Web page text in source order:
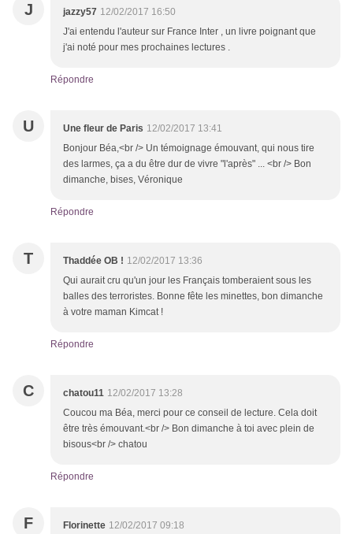
J jazzy57 12/02/2017 16:50
J'ai entendu l'auteur sur France Inter , un livre poignant que
j'ai noté pour mes prochaines lectures .
Répondre
U Une fleur de Paris 12/02/2017 13:41
Bonjour Béa,<br /> Un témoignage émouvant, qui nous tire
des larmes, ça a du être dur de vivre "l'après" ... <br /> Bon
dimanche, bises, Véronique
Répondre
T Thaddée OB ! 12/02/2017 13:36
Qui aurait cru qu'un jour les Français tomberaient sous les
balles des terroristes. Bonne fête les minettes, bon dimanche
à votre maman Kimcat !
Répondre
C chatou11 12/02/2017 13:28
Coucou ma Béa, merci pour ce conseil de lecture. Cela doit
être très émouvant.<br /> Bon dimanche à toi avec plein de
bisous<br /> chatou
Répondre
F Florinette 12/02/2017 09:18